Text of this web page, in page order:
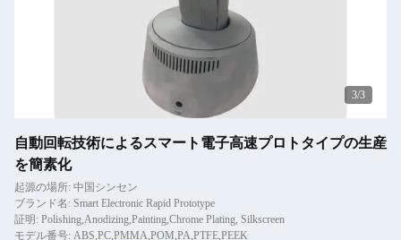
1/3
自動回転技術によるスマート電子高速プロトタイプの生産
を簡素化
起源の場所: 中国シンセン
ブランド名: Smart Electronic Rapid Prototype
証明: Polishing,Anodizing,Painting,Chrome Plating, Silkscreen
モデル番号: ABS,PC,PMMA,POM,PA,PTFE,PEEK